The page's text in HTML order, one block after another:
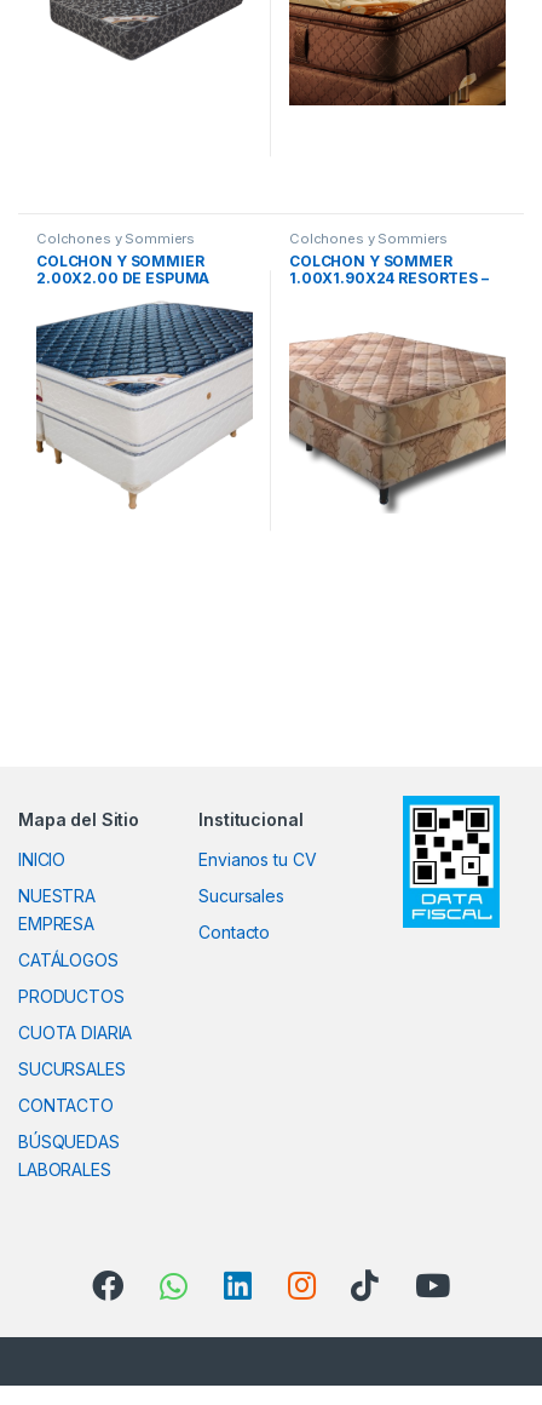
Colchones y Sommiers
COLCHON Y SOMMIER
2.00X2.00 DE ESPUMA
Colchones y Sommiers
COLCHON Y SOMMER
1.00X1.90X24 RESORTES –
Mapa del Sitio
INICIO
NUESTRA
EMPRESA
CATÁLOGOS
PRODUCTOS
CUOTA DIARIA
SUCURSALES
CONTACTO
BÚSQUEDAS
LABORALES
Institucional
Envianos tu CV
Sucursales
Contacto